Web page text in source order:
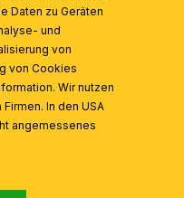
Daten zu Geräten
und
von
von Cookies
Wir nutzen
In den USA
angemessenes